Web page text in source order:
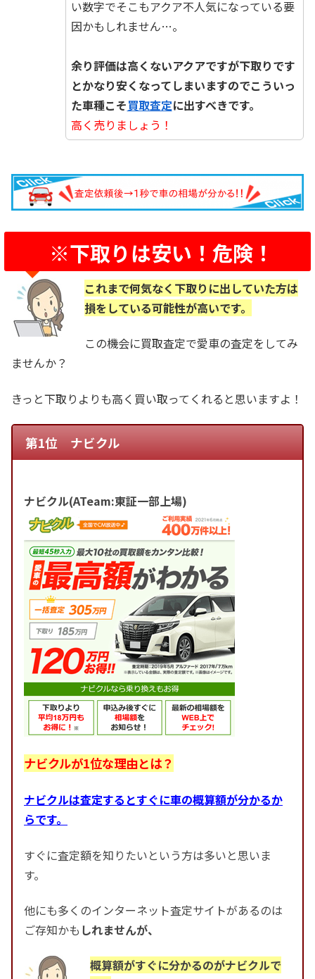
い数字でそこもアクア不人気になっている要
因かもしれません…。
余り評価は高くないアクアですが下取りです
とかなり安くなってしまいますのでこういっ
た車種こそ買取査定に出すべきです。
高く売りましょう！
※下取りは安い！危険！
これまで何気なく下取りに出していた方は
損をしている可能性が高いです。
この機会に買取査定で愛車の査定をしてみ
ませんか？
きっと下取りよりも高く買い取ってくれると思いますよ！
第1位 ナビクル
ナビクル(ATeam:東証一部上場)
ナビクルが1位な理由とは？
ナビクルは査定するとすぐに車の概算額が分かるか
らです。
すぐに査定額を知りたいという方は多いと思いま
す。
他にも多くのインターネット査定サイトがあるのは
ご存知かも しれませんが、
概算額がすぐに分かるのがナビクルで